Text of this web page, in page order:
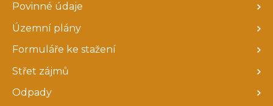
Povinné údaje
Územní plány
Formuláře ke stažení
Střet zájmů
Odpady